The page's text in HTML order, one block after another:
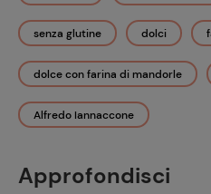
senza glutine dolci
dolce con farina di mandorle
Alfredo Iannaccone
Approfondisci